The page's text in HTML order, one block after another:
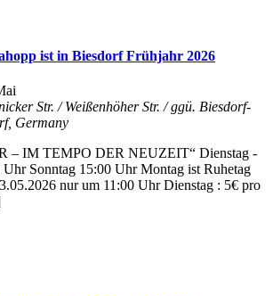
ist in Biesdorf Frühjahr 2026
Str. / Weißenhöher Str. / ggü. Biesdorf-
Germany
– IM TEMPO DER NEUZEIT“ Dienstag -
Uhr Sonntag 15:00 Uhr Montag ist Ruhetag
nur um 11:00 Uhr Dienstag : 5€ pro